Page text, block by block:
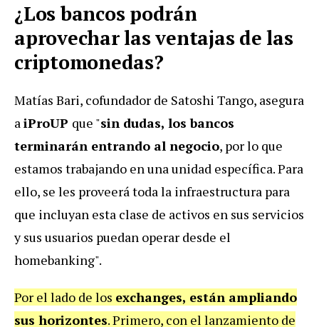
¿Los bancos podrán
aprovechar las ventajas de las
criptomonedas?
Matías Bari, cofundador de Satoshi Tango, asegura
aiProUP que "sin dudas, los bancos
terminarán entrando al negocio, por lo que
estamos trabajando en una unidad específica. Para
ello, se les proveerá toda la infraestructura para
que incluyan esta clase de activos en sus servicios
y sus usuarios puedan operar desde el
homebanking".
Por el lado de los exchanges, están ampliando
sus horizontes. Primero, con el lanzamiento de